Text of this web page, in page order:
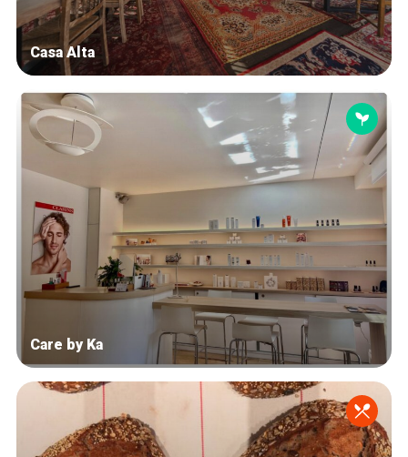
Casa Alta
Care by Ka